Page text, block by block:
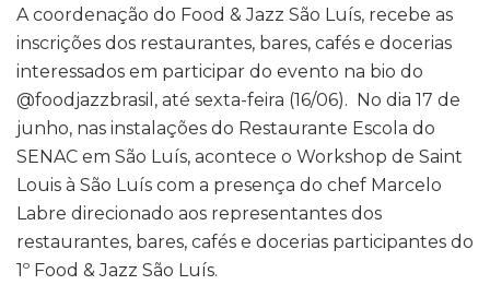
A coordenação do Food & Jazz São Luís, recebe as
inscrições dos restaurantes, bares, cafés e docerias
interessados em participar do evento na bio do
@foodjazzbrasil, até sexta-feira (16/06). No dia 17 de
junho, nas instalações do Restaurante Escola do
SENAC em São Luís, acontece o Workshop de Saint
Louis à São Luís com a presença do chef Marcelo
Labre direcionado aos representantes dos
restaurantes, bares, cafés e docerias participantes do
1º Food & Jazz São Luís.